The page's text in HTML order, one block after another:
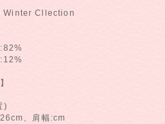
Winter Cllection
)
、肩幅:cm